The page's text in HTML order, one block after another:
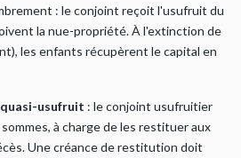
: le conjoint reçoit l'usufruit du
la nue-propriété. À l'extinction de
les enfants récupèrent le capital en
quasi-usufruit : le conjoint usufruitier
à charge de les restituer aux
Une créance de restitution doit